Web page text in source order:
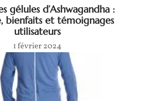
gélules d’Ashwagandha :
bienfaits et témoignages
utilisateurs
1 février 2024